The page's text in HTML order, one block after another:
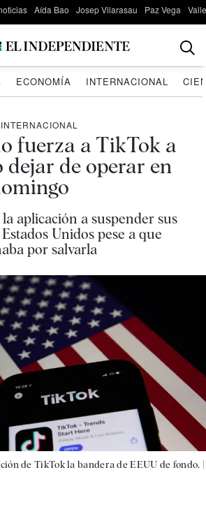
Aída Bao Josep Vilarasau Paz Vega
ECONOMÍA INTERNACIONAL
INTERNACIONAL
fuerza a TikTok a
dejar de operar en
aplicación a suspender sus
Unidos pese a que
por salvarla
de TikTok la bandera de EEUU de fondo. |